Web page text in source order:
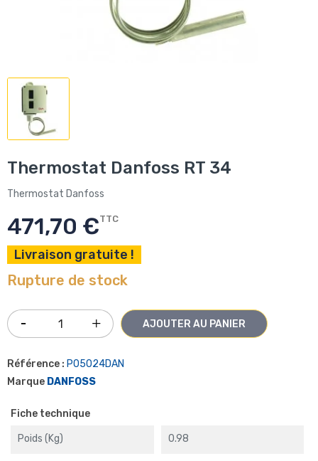
Thermostat Danfoss RT 34
Thermostat Danfoss
471,70 €TTC
Livraison gratuite !
Rupture de stock
AJOUTER AU PANIER
Référence : P05024DAN
Marque DANFOSS
Fiche technique
Poids (kg) 0.98